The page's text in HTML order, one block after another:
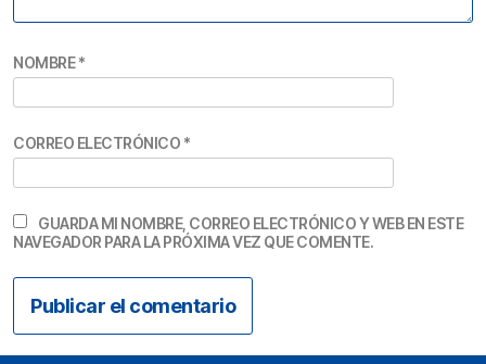
NOMBRE*
CORREO ELECTRÓNICO *
GUARDA MI NOMBRE, CORREO ELECTRÓNICO Y WEB EN ESTE
NAVEGADOR PARA LA PRÓXIMA VEZ QUE COMENTE.